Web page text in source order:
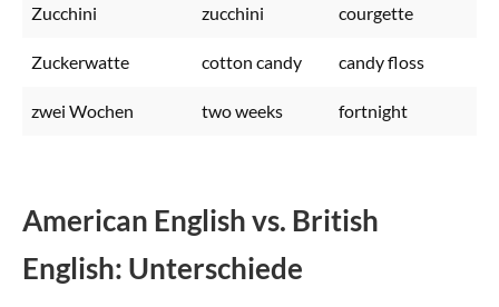
Zucchini zucchini courgette
Zuckerwatte cotton candy candy floss
zwei Wochen two weeks fortnight
American English vs. British
English: Unterschiede